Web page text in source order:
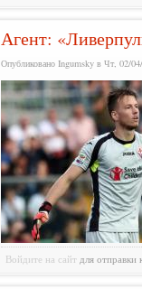
Агент:
Опубликовано Ingumsky в Чт, 02/
Войдите на сайт для отправки